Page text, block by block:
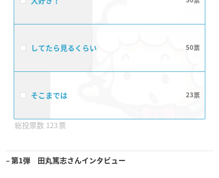
してたら見るくらい 50
そこまでは 23
123
– 第1弾 田丸篤志さんインタビュー